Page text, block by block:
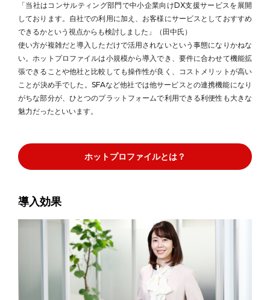
「当社はコンサルティング部門で中小企業向けDX支援サービスを展開
しております。自社での利用に加え、お客様にサービスとしておすすめ
できるかという視点からも検討しました」（田中氏）
使い方が複雑だと導入しただけで活用されないという事態になりかねな
い。ホットプロファイルは小規模から導入でき、要件に合わせて機能拡
張できることや他社と比較しても操作性が良く、コストメリットが高い
ことが決め手でした。SFAなど他社では他サービスとの連携機能になり
がちな部分が、ひとつのプラットフォームで利用できる利便性も大きな
魅力だったといいます。
ホットプロファイルとは？
導入効果